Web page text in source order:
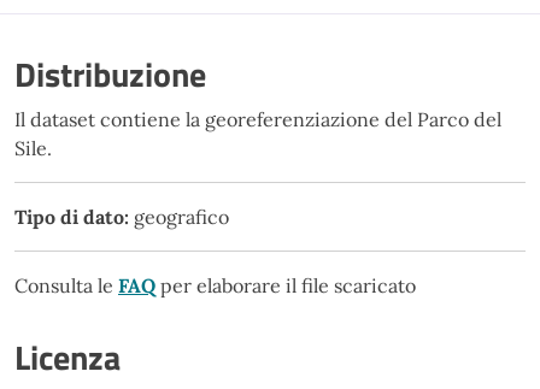
Distribuzione
Il dataset contiene la georeferenziazione del Parco del
Sile.
Tipo di dato: geografico
Consulta le FAQ per elaborare il file scaricato
Licenza